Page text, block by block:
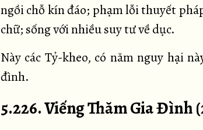
ngồi chỗ kín đáo; phạm lỗi thuyết
chữ; sống với nhiều suy tư về dục.
Này các Tỷ-kheo, có năm nguy hại
đình.
5.226. Viếng Thăm Gia Đình